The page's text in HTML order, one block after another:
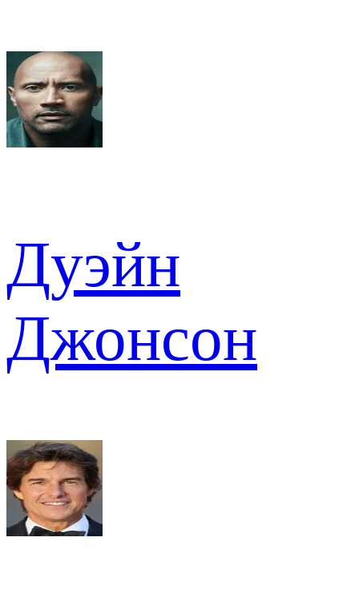
Дуэйн
Джонсон